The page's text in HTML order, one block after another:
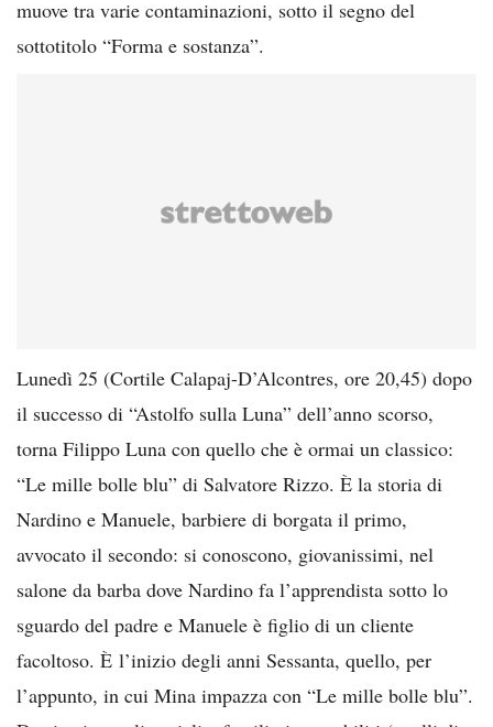
muove tra varie contaminazioni, sotto il segno del
sottotitolo “Forma e sostanza”.
Lunedì 25 (Cortile Calapaj-D’Alcontres, ore 20,45) dopo
il successo di “Astolfo sulla Luna” dell’anno scorso,
torna Filippo Luna con quello che è ormai un classico:
“Le mille bolle blu” di Salvatore Rizzo. È la storia di
Nardino e Manuele, barbiere di borgata il primo,
avvocato il secondo: si conoscono, giovanissimi, nel
salone da barba dove Nardino fa l’apprendista sotto lo
sguardo del padre e Manuele è figlio di un cliente
facoltoso. È l’inizio degli anni Sessanta, quello, per
l’appunto, in cui Mina impazza con “Le mille bolle blu”.